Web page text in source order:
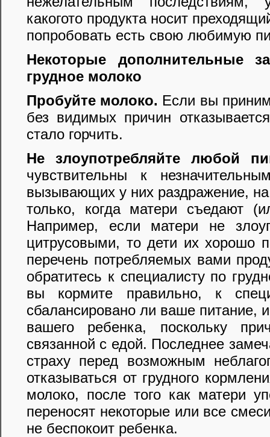
какогото продукта носит
попробовать есть свою любимую
Некоторые дополнительные
грудное молоко
Пробуйте молоко. Если вы
без видимых причин
стало горчить.
Не злоупотребляйте любой
чувствительны к
вызывающих у них раздражение, на
только, когда матери съедают
Например, если матери не
цитрусовыми, то дети их хорошо
перечень потребляемых вами
обратитесь к специалисту по
вы кормите правильно, к
сбалансировано ли ваше питание,
вашего ребенка, поскольку
связанной с едой. Последнее
страху перед возможным
отказываться от грудного
молоко, после того как матери
переносят некоторые или все
не беспокоит ребенка.